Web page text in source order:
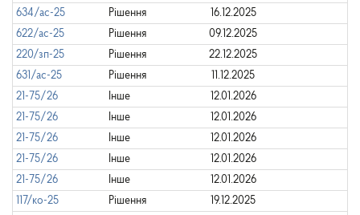
634/ас-25
Рішення
16.12.2025
622/ас-25
Рішення
09.12.2025
220/зп-25
Рішення
22.12.2025
631/ас-25
Рішення
11.12.2025
21-75/26
Інше
12.01.2026
21-75/26
Інше
12.01.2026
21-75/26
Інше
12.01.2026
21-75/26
Інше
12.01.2026
21-75/26
Інше
12.01.2026
117/ко-25
Рішення
19.12.2025